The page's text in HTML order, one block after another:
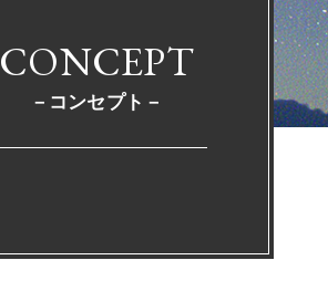
CONCEPT
－コンセプト－